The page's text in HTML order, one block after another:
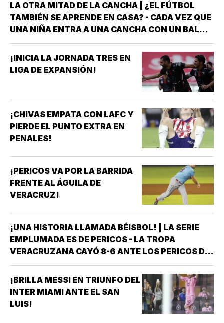
LA OTRA MITAD DE LA CANCHA | ¿EL FÚTBOL
TAMBIÉN SE APRENDE EN CASA? - CADA VEZ QUE
UNA NIÑA ENTRA A UNA CANCHA CON UN BALÓN
BAJO EL BRAZO, NO LLEGA SOLA *DETRÁS DE
ELLA SIEMPRE HAY ALGUIEN QUE LA LLEVÓ AL
ENTRENAMIENTO, QUE HIZO EL ESFUERZO…
¡INICIA LA JORNADA TRES EN
LIGA DE EXPANSIÓN!
¡CHIVAS EMPATA CON LAFC Y
PIERDE EL PUNTO EXTRA EN
PENALES!
¡PERICOS VA POR LA BARRIDA
FRENTE AL ÁGUILA DE
VERACRUZ!
¡UNA HISTORIA LLAMADA BÉISBOL! | LA SERIE
EMPLUMADA ES DE PERICOS - LA TROPA
VERACRUZANA CAYÓ 8-6 ANTE LOS PERICOS DE
PUEBLA EN EL SEGUNDO JUEGO DE LA ÚLTIMA
SERIE DE LA TEMPORADA REGULAR EN EL
ESTADIO HERMANOS SERDÁN, CON LO QUE LOS
POBLANOS…
¡BRILLA MESSI EN TRIUNFO DEL
INTER MIAMI ANTE EL SAN
LUIS!